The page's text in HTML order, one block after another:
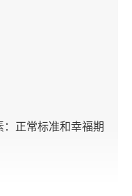
正常标准和幸福期